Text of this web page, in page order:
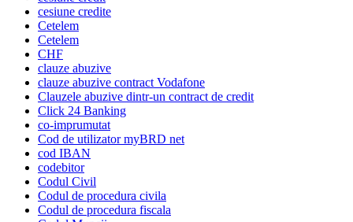
cesiune credite
Cetelem
Cetelem
CHF
clauze abuzive
clauze abuzive contract Vodafone
Clauzele abuzive dintr-un contract de credit
Click 24 Banking
co-imprumutat
Cod de utilizator myBRD net
cod IBAN
codebitor
Codul Civil
Codul de procedura civila
Codul de procedura fiscala